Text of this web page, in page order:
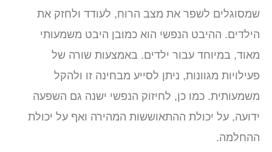
לשפר את מצב הרוח, לעודד ולחזק את
ההיבט הנפשי הוא כמובן היבט משמעותי
במיוחד עבור ילדים. באמצעות שורה של
מגוונות, ניתן לסייע מבחינה זו ולהקל
כמו כן, לחיזוק הנפשי ישנה גם השפעה
על יכולת ההתאוששות המהירה ואף על יכולת